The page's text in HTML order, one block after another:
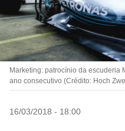
Marketing: patrocínio da escuderia
ano consecutivo (Crédito: Hoch
16/03/2018 - 18:00